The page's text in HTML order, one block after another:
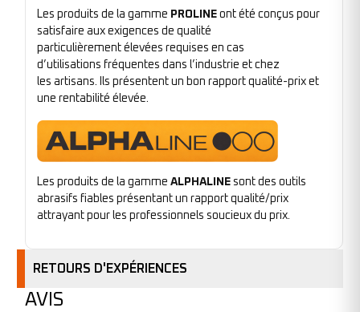
Les produits de la gamme PROLINE ont été conçus pour
satisfaire aux exigences de qualité
particulièrement élevées requises en cas
d’utilisations fréquentes dans l’industrie et chez
les artisans. Ils présentent un bon rapport qualité-prix et
une rentabilité élevée.
Les produits de la gamme ALPHALINE sont des outils
abrasifs fiables présentant un rapport qualité/prix
attrayant pour les professionnels soucieux du prix.
RETOURS D'EXPÉRIENCES
AVIS